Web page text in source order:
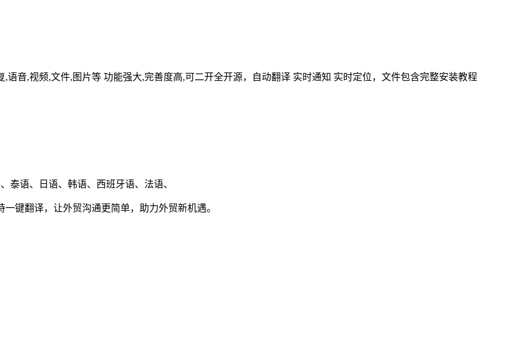
音,视频,文件,图片等 功能强大,完善度高,可二开全开源，自动翻译 实时通知 实时定位，文件包含完整安装教程
泰语、日语、韩语、西班牙语、法语、
键翻译，让外贸沟通更简单，助力外贸新机遇。